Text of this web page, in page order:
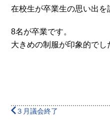
在校生が卒業生の思い出を
8名が卒業です。
大きめの制服が印象的でし
３月議会終了